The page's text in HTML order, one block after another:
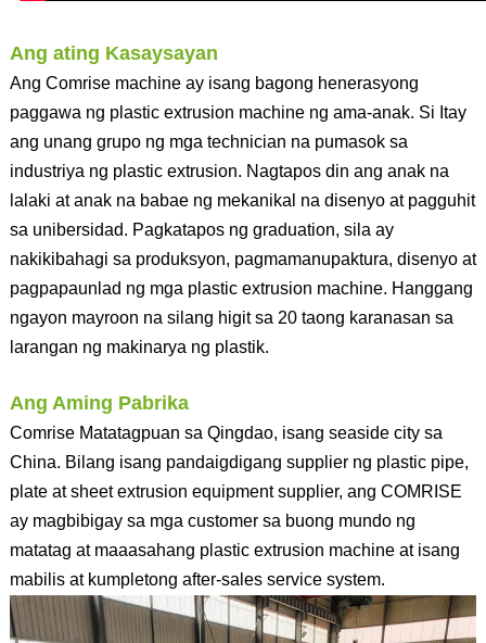
Ang ating Kasaysayan
Ang Comrise machine ay isang bagong henerasyong
paggawa ng plastic extrusion machine ng ama-anak. Si Itay
ang unang grupo ng mga technician na pumasok sa
industriya ng plastic extrusion. Nagtapos din ang anak na
lalaki at anak na babae ng mekanikal na disenyo at pagguhit
sa unibersidad. Pagkatapos ng graduation, sila ay
nakikibahagi sa produksyon, pagmamanupaktura, disenyo at
pagpapaunlad ng mga plastic extrusion machine. Hanggang
ngayon mayroon na silang higit sa 20 taong karanasan sa
larangan ng makinarya ng plastik.
Ang Aming Pabrika
Comrise Matatagpuan sa Qingdao, isang seaside city sa
China. Bilang isang pandaigdigang supplier ng plastic pipe,
plate at sheet extrusion equipment supplier, ang COMRISE
ay magbibigay sa mga customer sa buong mundo ng
matatag at maaasahang plastic extrusion machine at isang
mabilis at kumpletong after-sales service system.